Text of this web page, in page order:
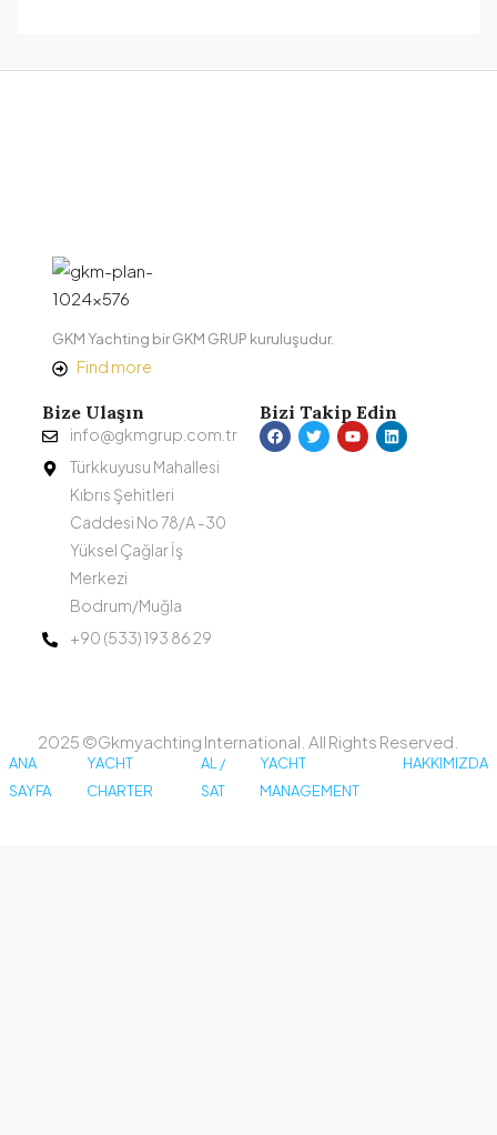
GKM Yachting bir GKM GRUP kuruluşudur.
Find more
Bize Ulaşın
info@gkmgrup.com.tr
Türkkuyusu Mahallesi
Kıbrıs Şehitleri
Caddesi No 78/A -30
Yüksel Çağlar İş
Merkezi
Bodrum/Muğla
+90 (533) 193 86 29
Bizi Takip Edin
2025 ©Gkmyachting International. All Rights Reserved.
ANA
SAYFA
YACHT
CHARTER
AL /
SAT
YACHT
MANAGEMENT
HAKKIMIZDA